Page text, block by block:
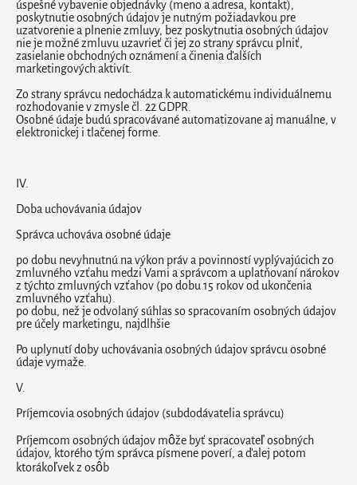
VÔŇA DO AUTA
Osviežovač vzduchu
Parfumy do auta
Darčekové sady
Uteráky do auta
úspešné vybavenie objednávky (meno a adresa, kontakt),
poskytnutie osobných údajov je nutným požiadavkou pre
uzatvorenie a plnenie zmluvy, bez poskytnutia osobných údajov
nie je možné zmluvu uzavrieť či jej zo strany správcu plniť,
zasielanie obchodných oznámení a činenia ďalších
marketingových aktivít.
Zo strany správcu nedochádza k automatickému individuálnemu
rozhodovanie v zmysle čl. 22 GDPR.
Osobné údaje budú spracovávané automatizovane aj manuálne, v
elektronickej i tlačenej forme.
IV.
Doba uchovávania údajov
Správca uchováva osobné údaje
po dobu nevyhnutnú na výkon práv a povinností vyplývajúcich zo
zmluvného vzťahu medzi Vami a správcom a uplatňovaní nárokov
z týchto zmluvných vzťahov (po dobu 15 rokov od ukončenia
zmluvného vzťahu).
po dobu, než je odvolaný súhlas so spracovaním osobných údajov
pre účely marketingu, najdlhšie
Po uplynutí doby uchovávania osobných údajov správcu osobné
údaje vymaže.
V.
Príjemcovia osobných údajov (subdodávatelia správcu)
Príjemcom osobných údajov môže byť spracovateľ osobných
údajov, ktorého tým správca písmene poverí, a ďalej potom
ktorákoľvek z osôb